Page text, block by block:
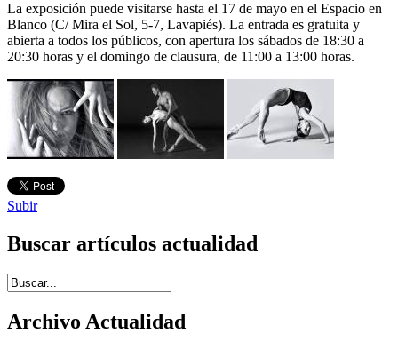
La exposición puede visitarse hasta el 17 de mayo en el Espacio en
Blanco (C/ Mira el Sol, 5-7, Lavapiés). La entrada es gratuita y
abierta a todos los públicos, con apertura los sábados de 18:30 a
20:30 horas y el domingo de clausura, de 11:00 a 13:00 horas.
Subir
Buscar artículos actualidad
Introduce términos de búsqueda
Archivo Actualidad